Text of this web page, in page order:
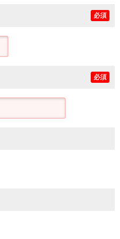
必須
必須